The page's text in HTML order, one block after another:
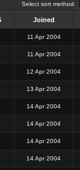
Select sort method:
Joined
11 Apr 2004
11 Apr 2004
12 Apr 2004
13 Apr 2004
14 Apr 2004
14 Apr 2004
14 Apr 2004
14 Apr 2004